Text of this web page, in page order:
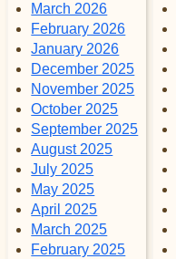
March 2026
February 2026
January 2026
December 2025
November 2025
October 2025
September 2025
August 2025
July 2025
May 2025
April 2025
March 2025
February 2025